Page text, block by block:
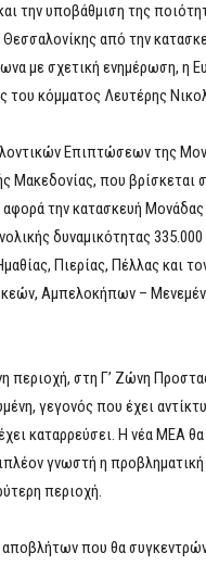
την υποβάθμιση της
από την
με σχετική ενημέρωση, η
κόμματος Λευτέρης
Επιπτώσεων της
Μακεδονίας, που
αφορά την κατασκευή
δυναμικότητας
Πιερίας, Πέλλας και
Αμπελοκήπων –
στη Γ’ Ζώνη
γεγονός που έχει
καταρρεύσει. Η νέα ΜΕΑ
γνωστή η
περιοχή.
που θα